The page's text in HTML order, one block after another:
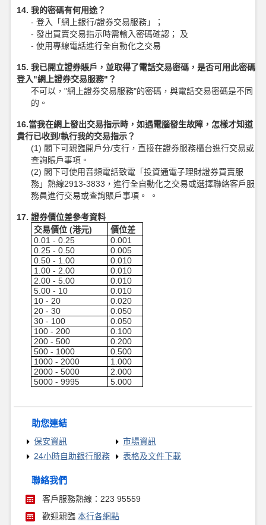
14. 我的密碼有何用途？
- 登入「網上銀行/證券交易服務」；
- 發出買賣交易指示時需輸入密碼確認； 及
- 使用專線電話進行全自動化之交易
15. 我已開立證券賬戶，並取得了電話交易密碼，是否可用此密碼
登入"網上證券交易服務"？
不可以，"網上證券交易服務"的密碼，與電話交易密碼是不同
的。
16.當我在網上發出交易指示時，如遇電腦發生故障，怎樣才知道
貴行已收到/執行我的交易指示？
(1) 閣下可親臨開戶分/支行，直接在證券服務櫃台進行交易或
查詢賬戶事項。
(2) 閣下可使用音頻電話致電「投資通電子理財證券買賣服
務」熱線2913-3833，進行全自動化之交易或選擇聯絡客戶服
務員進行交易或查詢賬戶事項。 。
17. 證券價位差參考資料
交易價位 (港元)
價位差
0.01 - 0.25
0.001
0.25 - 0.50
0.005
0.50 - 1.00
0.010
1.00 - 2.00
0.010
2.00 - 5.00
0.010
5.00 - 10
0.010
10 - 20
0.020
20 - 30
0.050
30 - 100
0.050
100 - 200
0.100
200 - 500
0.200
500 - 1000
0.500
1000 - 2000
1.000
2000 - 5000
2.000
5000 - 9995
5.000
助您連結
保安資訊
市場資訊
24小時自助銀行服務
表格及文件下載
聯絡我們
客戶服務熱線：223 95559
歡迎親臨 本行各網點